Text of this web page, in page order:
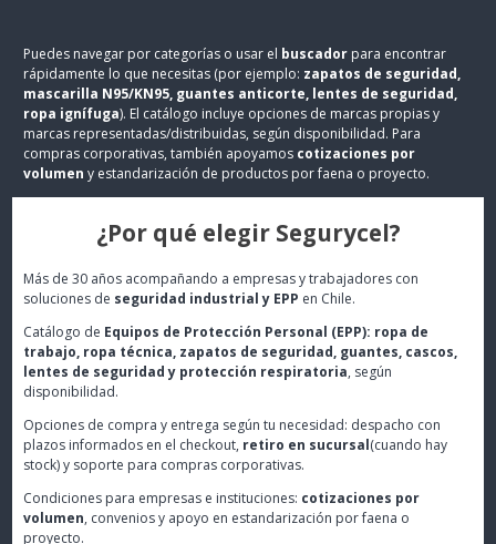
Puedes navegar por categorías o usar el buscador para encontrar
rápidamente lo que necesitas (por ejemplo: zapatos de seguridad,
mascarilla N95/KN95, guantes anticorte, lentes de seguridad,
ropa ignífuga). El catálogo incluye opciones de marcas propias y
marcas representadas/distribuidas, según disponibilidad. Para
compras corporativas, también apoyamos cotizaciones por
volumen y estandarización de productos por faena o proyecto.
¿Por qué elegir Segurycel?
Más de 30 años acompañando a empresas y trabajadores con
soluciones de seguridad industrial y EPP en Chile.
Catálogo de Equipos de Protección Personal (EPP): ropa de
trabajo, ropa técnica, zapatos de seguridad, guantes, cascos,
lentes de seguridad y protección respiratoria, según
disponibilidad.
Opciones de compra y entrega según tu necesidad: despacho con
plazos informados en el checkout, retiro en sucursal(cuando hay
stock) y soporte para compras corporativas.
Condiciones para empresas e instituciones: cotizaciones por
volumen, convenios y apoyo en estandarización por faena o
proyecto.